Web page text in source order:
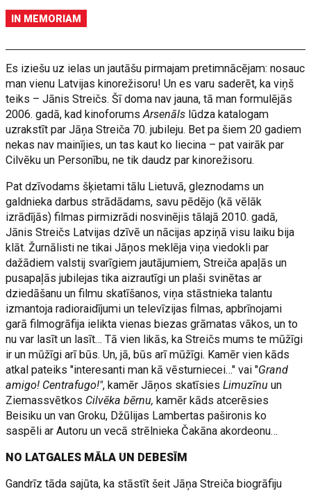
IN MEMORIAM
Es iziešu uz ielas un jautāšu pirmajam pretimnācējam: nosauc
man vienu Latvijas kinorežisoru! Un es varu saderēt, ka viņš
teiks – Jānis Streičs. Šī doma nav jauna, tā man formulējās
2006. gadā, kad kinoforumsArsenāls lūdza katalogam
uzrakstīt par Jāņa Streiča 70. jubileju. Bet pa šiem 20 gadiem
nekas nav mainījies, un tas kaut ko liecina – pat vairāk par
Cilvēku un Personību, ne tik daudz par kinorežisoru.
Pat dzīvodams šķietami tālu Lietuvā, gleznodams un
galdnieka darbus strādādams, savu pēdējo (kā vēlāk
izrādījās) filmas pirmizrādi nosvinējis tālajā 2010. gadā,
Jānis Streičs Latvijas dzīvē un nācijas apziņā visu laiku bija
klāt. Žurnālisti ne tikai Jāņos meklēja viņa viedokli par
dažādiem valstij svarīgiem jautājumiem, Streiča apaļās un
pusapaļās jubilejas tika aizrautīgi un plaši svinētas ar
dziedāšanu un filmu skatīšanos, viņa stāstnieka talantu
izmantoja radioraidījumi un televīzijas filmas, apbrīnojami
garā filmogrāfija ielikta vienas biezas grāmatas vākos, un to
nu var lasīt un lasīt… Tā vien likās, ka Streičs mums te mūžīgi
ir un mūžīgi arī būs. Un, jā, būs arī mūžīgi. Kamēr vien kāds
atkal pateiks "interesanti man kā vēsturniecei…" vai "Grand
amigo! Centrafugo!", kamēr Jāņos skatīsiesLimuzīnuun
Ziemassvētkos Cilvēka bērnu, kamēr kāds atcerēsies
Beisiku un van Groku, Džūlijas Lambertas pašironis ko
saspēli ar Autoru un vecā strēlnieka Čakāna akordeonu…
NO LATGALES MĀLA UN DEBESĪM
Gandrīz tāda sajūta, ka stāstīt šeit Jāņa Streiča biogrāfiju